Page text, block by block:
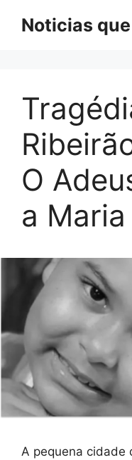
Noticias
O
a
A pequena cidade